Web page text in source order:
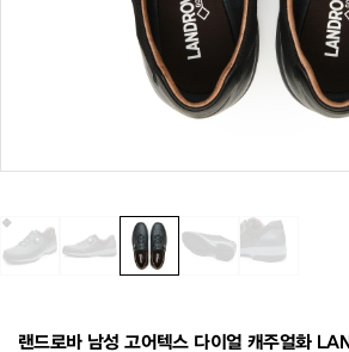
랜드로바 남성 고어텍스 다이얼 캐주얼화